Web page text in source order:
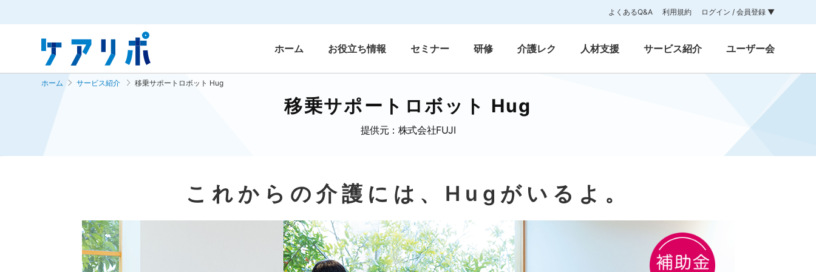
よくあるQ&A 利用規約 ログイン / 会員登録 ▼
ホーム お役立ち情報 セミナー 研修 介護レク 人材支援 サービス紹介 ユーザー会
ホーム サービス紹介 移乗サポートロボット Hug
移乗サポートロボット Hug
提供元：株式会社FUJI
これからの介護には、Hugがいるよ。